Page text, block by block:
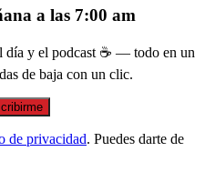
a las 7:00 am
día y el podcast ☕ — todo en un
de baja con un clic.
de privacidad. Puedes darte de